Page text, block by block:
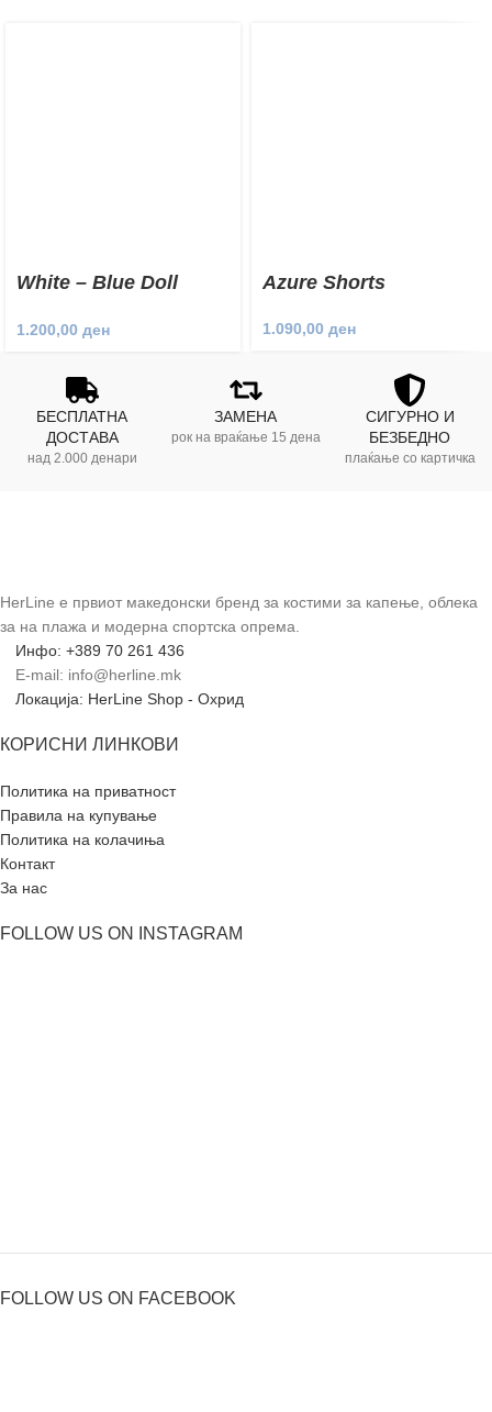
White – Blue Doll
1.200,00 ден
Azure Shorts
1.090,00 ден
БЕСПЛАТНА
ДОСТАВА
над 2.000 денари
ЗАМЕНА
рок на враќање 15 дена
СИГУРНО И
БЕЗБЕДНО
плаќање со картичка
HerLine е првиот македонски бренд за костими за капење, облека
за на плажа и модерна спортска опрема.
Инфо: +389 70 261 436
E-mail: info@herline.mk
Локација: HerLine Shop - Охрид
КОРИСНИ ЛИНКОВИ
Политика на приватност
Правила на купување
Политика на колачиња
Контакт
За нас
FOLLOW US ON INSTAGRAM
FOLLOW US ON FACEBOOK